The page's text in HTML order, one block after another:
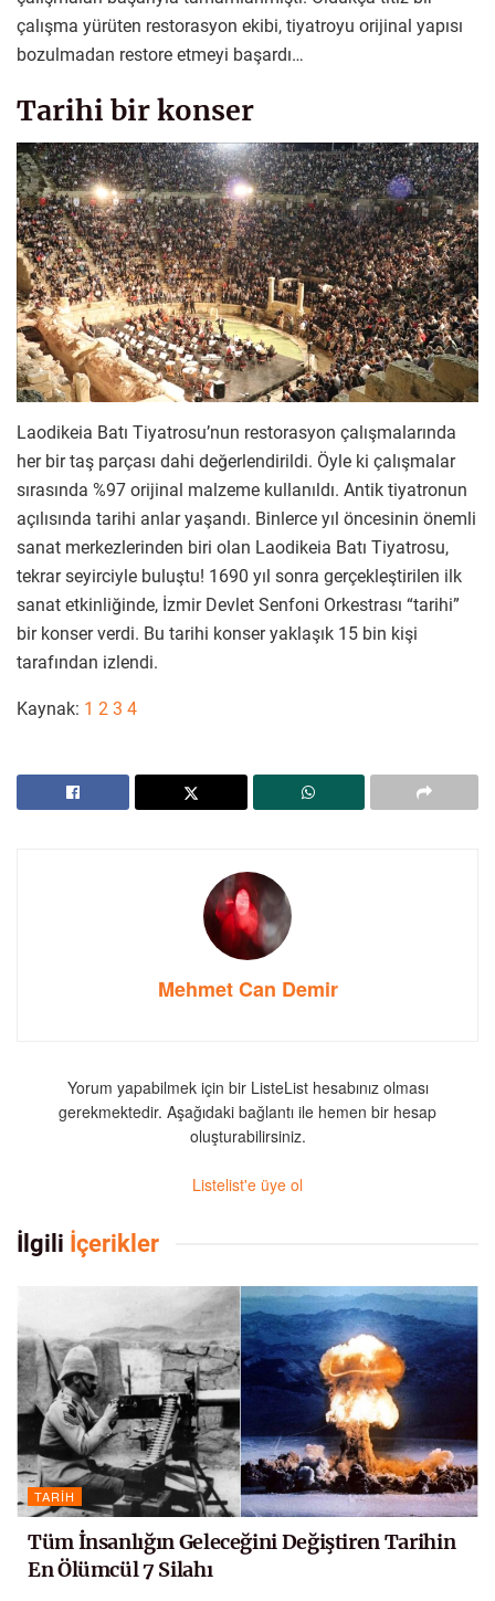
çalışma yürüten restorasyon ekibi, tiyatroyu orijinal yapısı
bozulmadan restore etmeyi başardı…
Tarihi bir konser
Laodikeia Batı Tiyatrosu’nun restorasyon çalışmalarında
her bir taş parçası dahi değerlendirildi. Öyle ki çalışmalar
sırasında %97 orijinal malzeme kullanıldı. Antik tiyatronun
açılısında tarihi anlar yaşandı. Binlerce yıl öncesinin önemli
sanat merkezlerinden biri olan Laodikeia Batı Tiyatrosu,
tekrar seyirciyle buluştu! 1690 yıl sonra gerçekleştirilen ilk
sanat etkinliğinde, İzmir Devlet Senfoni Orkestrası “tarihi”
bir konser verdi. Bu tarihi konser yaklaşık 15 bin kişi
tarafından izlendi.
Kaynak: 1 2 3 4
Mehmet Can Demir
Yorum yapabilmek için bir ListeList hesabınız olması
gerekmektedir. Aşağıdaki bağlantı ile hemen bir hesap
oluşturabilirsiniz.
Listelist'e üye ol
İlgili İçerikler
TARIH
Tüm İnsanlığın Geleceğini Değiştiren Tarihin
En Ölümcül 7 Silahı